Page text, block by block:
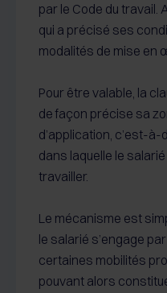
par le Code du travail.
qui a précisé ses
modalités de mise en
Pour être valable, la
de façon précise sa
d’application, c’est-
dans laquelle le
travailler.
Le mécanisme est
le salarié s’engage
certaines mobilités
pouvant alors